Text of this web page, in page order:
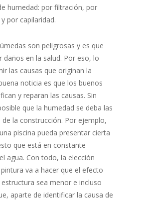
humedad: por filtración, por
por capilaridad.
son peligrosas y es que
daños en la salud. Por eso, lo
las causas que originan la
noticia es que los buenos
y reparan las causas. Sin
que la humedad se deba las
de la construcción. Por ejemplo,
piscina pueda presentar cierta
que está en constante
agua. Con todo, la elección
va a hacer que el efecto
sea menor e incluso
aparte de identificar la causa de